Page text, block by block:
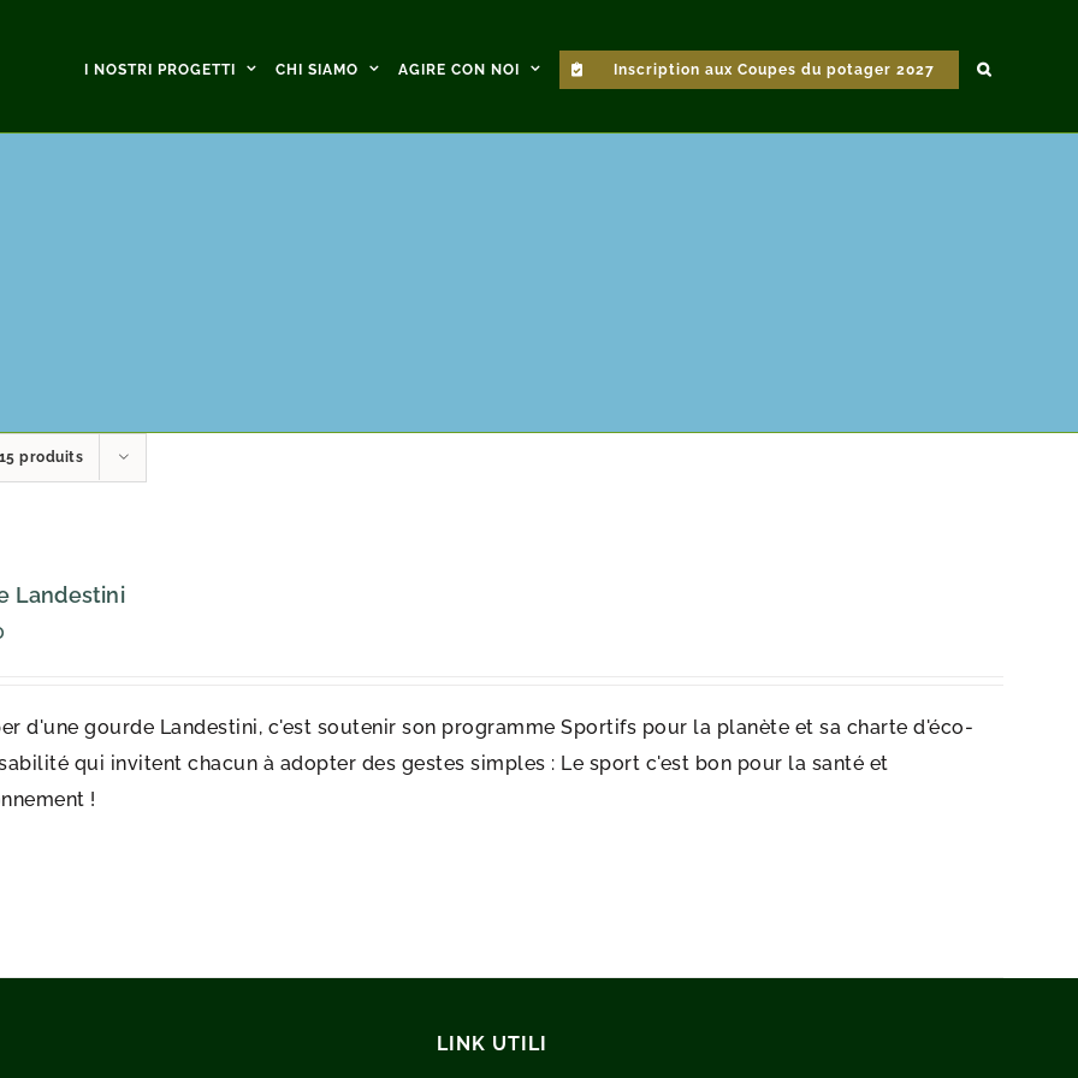
I NOSTRI PROGETTI CHI SIAMO AGIRE CON NOI Inscription aux Coupes du potager 2027
15 produits
Landestini
d'une gourde Landestini, c'est soutenir son programme Sportifs pour la planète et sa charte d'éco-
qui invitent chacun à adopter des gestes simples : Le sport c'est bon pour la santé et
!
LINK UTILI